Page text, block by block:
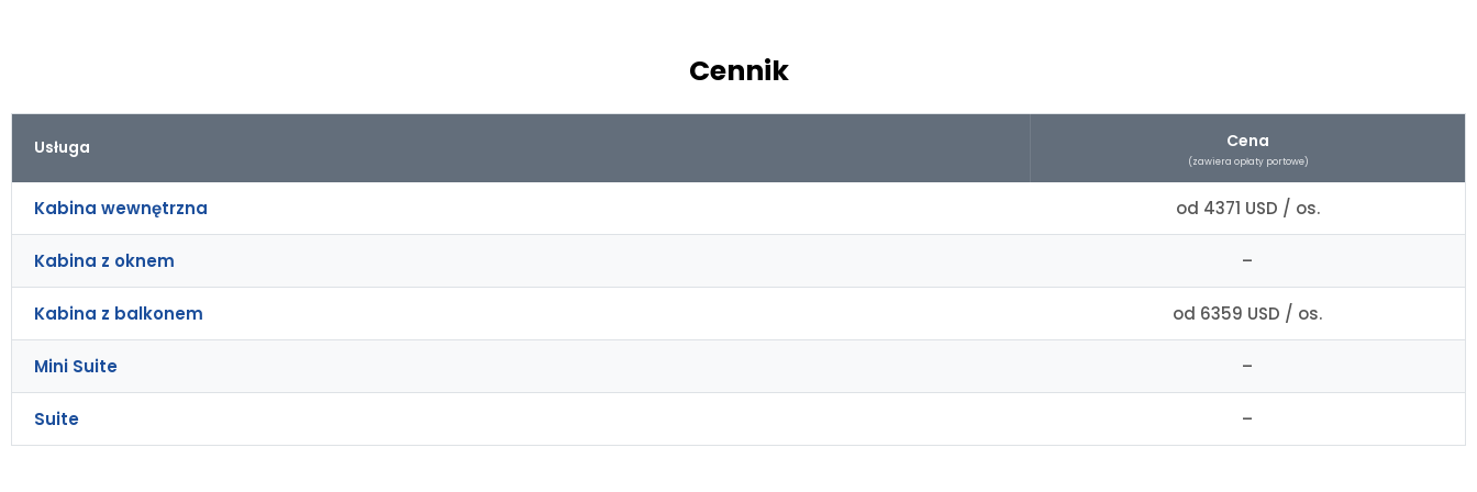
Cennik
Usługa Cena
(zawiera opłaty portowe)
Kabina wewnętrzna od 4371 USD / os.
Kabina z oknem –
Kabina z balkonem od 6359 USD / os.
Mini Suite –
Suite –